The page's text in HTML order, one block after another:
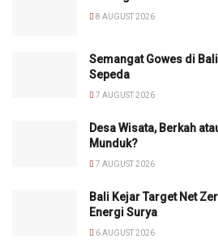
8 AUGUST 2026
Semangat Gowes di
Sepeda
7 AUGUST 2026
Desa Wisata, Berkah
Munduk?
7 AUGUST 2026
Bali Kejar Target Net
Energi Surya
6 AUGUST 2026